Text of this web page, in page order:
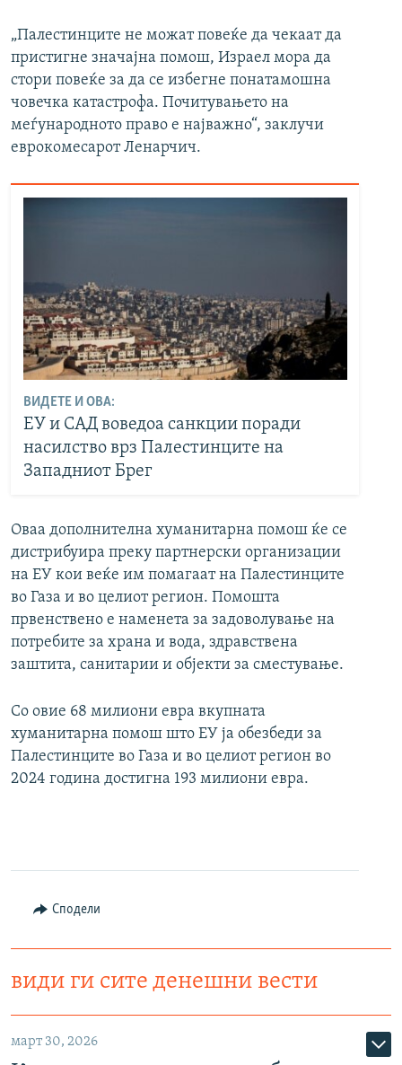
„Палестинците не можат повеќе да чекаат да
пристигне значајна помош, Израел мора да
стори повеќе за да се избегне понатамошна
човечка катастрофа. Почитувањето на
меѓународното право е најважно“, заклучи
еврокомесарот Ленарчич.
ВИДЕТЕ И ОВА:
ЕУ и САД воведоа санкции поради
насилство врз Палестинците на
Западниот Брег
Оваа дополнителна хуманитарна помош ќе се
дистрибуира преку партнерски организации
на ЕУ кои веќе им помагаат на Палестинците
во Газа и во целиот регион. Помошта
првенствено е наменета за задоволување на
потребите за храна и вода, здравствена
заштита, санитарии и објекти за сместување.
Со овие 68 милиони евра вкупната
хуманитарна помош што ЕУ ја обезбеди за
Палестинците во Газа и во целиот регион во
2024 година достигна 193 милиони евра.
Сподели
види ги сите денешни вести
март 30, 2026